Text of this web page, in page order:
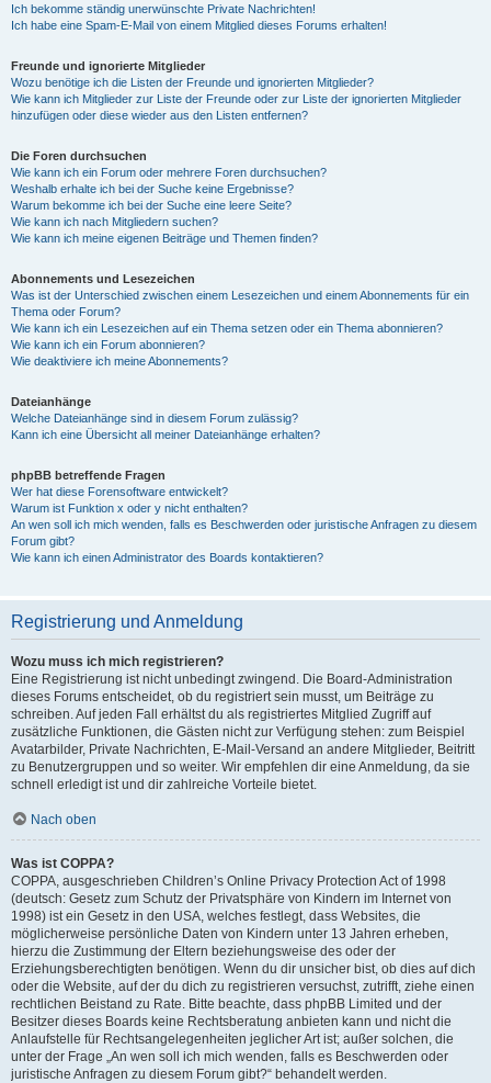
Ich bekomme ständig unerwünschte Private Nachrichten!
Ich habe eine Spam-E-Mail von einem Mitglied dieses Forums erhalten!
Freunde und ignorierte Mitglieder
Wozu benötige ich die Listen der Freunde und ignorierten Mitglieder?
Wie kann ich Mitglieder zur Liste der Freunde oder zur Liste der ignorierten Mitglieder
hinzufügen oder diese wieder aus den Listen entfernen?
Die Foren durchsuchen
Wie kann ich ein Forum oder mehrere Foren durchsuchen?
Weshalb erhalte ich bei der Suche keine Ergebnisse?
Warum bekomme ich bei der Suche eine leere Seite?
Wie kann ich nach Mitgliedern suchen?
Wie kann ich meine eigenen Beiträge und Themen finden?
Abonnements und Lesezeichen
Was ist der Unterschied zwischen einem Lesezeichen und einem Abonnements für ein
Thema oder Forum?
Wie kann ich ein Lesezeichen auf ein Thema setzen oder ein Thema abonnieren?
Wie kann ich ein Forum abonnieren?
Wie deaktiviere ich meine Abonnements?
Dateianhänge
Welche Dateianhänge sind in diesem Forum zulässig?
Kann ich eine Übersicht all meiner Dateianhänge erhalten?
phpBB betreffende Fragen
Wer hat diese Forensoftware entwickelt?
Warum ist Funktion x oder y nicht enthalten?
An wen soll ich mich wenden, falls es Beschwerden oder juristische Anfragen zu diesem
Forum gibt?
Wie kann ich einen Administrator des Boards kontaktieren?
Registrierung und Anmeldung
Wozu muss ich mich registrieren?
Eine Registrierung ist nicht unbedingt zwingend. Die Board-Administration
dieses Forums entscheidet, ob du registriert sein musst, um Beiträge zu
schreiben. Auf jeden Fall erhältst du als registriertes Mitglied Zugriff auf
zusätzliche Funktionen, die Gästen nicht zur Verfügung stehen: zum Beispiel
Avatarbilder, Private Nachrichten, E-Mail-Versand an andere Mitglieder, Beitritt
zu Benutzergruppen und so weiter. Wir empfehlen dir eine Anmeldung, da sie
schnell erledigt ist und dir zahlreiche Vorteile bietet.
Nach oben
Was ist COPPA?
COPPA, ausgeschrieben Children’s Online Privacy Protection Act of 1998
(deutsch: Gesetz zum Schutz der Privatsphäre von Kindern im Internet von
1998) ist ein Gesetz in den USA, welches festlegt, dass Websites, die
möglicherweise persönliche Daten von Kindern unter 13 Jahren erheben,
hierzu die Zustimmung der Eltern beziehungsweise des oder der
Erziehungsberechtigten benötigen. Wenn du dir unsicher bist, ob dies auf dich
oder die Website, auf der du dich zu registrieren versuchst, zutrifft, ziehe einen
rechtlichen Beistand zu Rate. Bitte beachte, dass phpBB Limited und der
Besitzer dieses Boards keine Rechtsberatung anbieten kann und nicht die
Anlaufstelle für Rechtsangelegenheiten jeglicher Art ist; außer solchen, die
unter der Frage „An wen soll ich mich wenden, falls es Beschwerden oder
juristische Anfragen zu diesem Forum gibt?“ behandelt werden.